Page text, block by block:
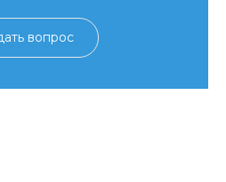
вопрос